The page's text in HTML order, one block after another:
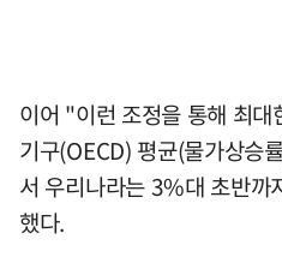
이어 "이런 조정을 통해 최
기구(OECD) 평균(물가상승
서 우리나라는 3%대 초반까
했다.